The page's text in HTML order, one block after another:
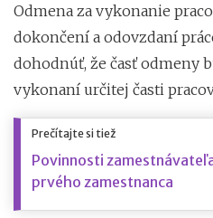
Odmena za vykonanie
dokončení a odovzdaní
dohodnúť, že časť odmeny
vykonaní určitej časti
Prečítajte si tiež
Povinnosti
prvého zamestnanca